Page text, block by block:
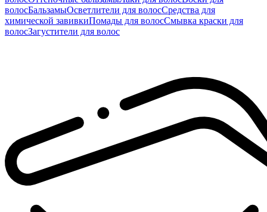
волосБальзамыОсветлители для волосСредства для
химической завивкиПомады для волосСмывка краски для
волосЗагустители для волос